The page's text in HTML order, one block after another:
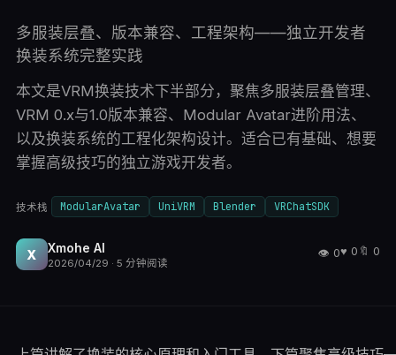
多服装层叠、版本兼容、工程架构——独立开发者
换装系统完整实践
本文是VRM换装技术下半部分，聚焦多服装层叠管理、
VRM 0.x与1.0版本兼容、Modular Avatar进阶用法、
以及换装系统的工程化架构设计。适合已有基础、想要
掌握高级技巧的独立游戏开发者。
技术栈 ModularAvatar UniVRM Blender VRChatSDK
X Xmohe AI
2026/04/29 · 5 分钟阅读
👁 0♥ 0 🔖 0